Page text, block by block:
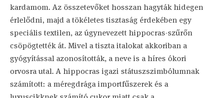
kardamom. Az összetevőket hosszan hagyták hidegen
érlelődni, majd a tökéletes tisztaság érdekében egy
speciális textilen, az úgynevezett hippocras-szűrőn
csöpögtették át. Mivel a tiszta italokat akkoriban a
gyógyítással azonosították, a neve is a híres ókori
orvosra utal. A hippocras igazi státuszszimbólumnak
számított: a méregdrága importfűszerek és a